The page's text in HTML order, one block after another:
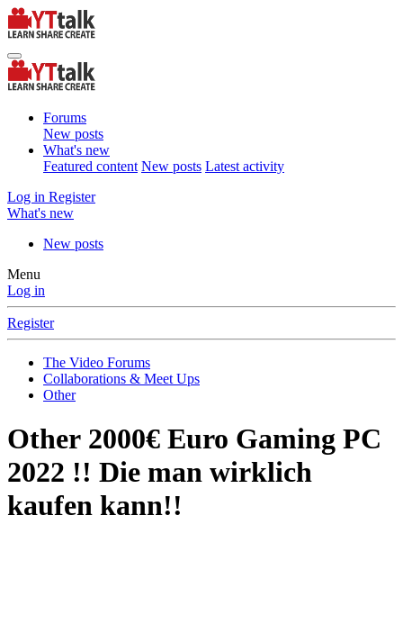
Forums
New posts
What's new
Featured content New posts Latest activity
Log in Register
What's new
New posts
Menu
Log in
Register
The Video Forums
Collaborations & Meet Ups
Other
Other 2000€ Euro Gaming PC
2022 !! Die man wirklich
kaufen kann!!